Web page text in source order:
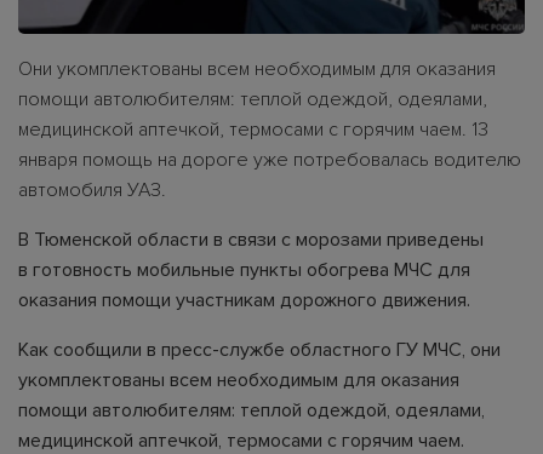
Они укомплектованы всем необходимым для оказания
помощи автолюбителям: теплой одеждой, одеялами,
медицинской аптечкой, термосами с горячим чаем. 13
января помощь на дороге уже потребовалась водителю
автомобиля УАЗ.
В Тюменской области в связи с морозами приведены
в готовность мобильные пункты обогрева МЧС для
оказания помощи участникам дорожного движения.
Как сообщили в пресс-службе областного ГУ МЧС, они
укомплектованы всем необходимым для оказания
помощи автолюбителям: теплой одеждой, одеялами,
медицинской аптечкой, термосами с горячим чаем.